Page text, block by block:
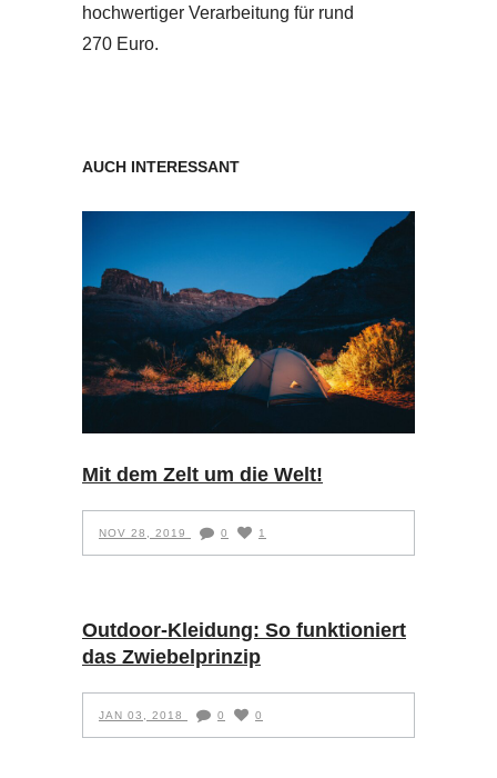
hochwertiger Verarbeitung für rund
270 Euro.
AUCH INTERESSANT
Mit dem Zelt um die Welt!
NOV 28, 2019 0 1
Outdoor-Kleidung: So funktioniert
das Zwiebelprinzip
JAN 03, 2018 0 0